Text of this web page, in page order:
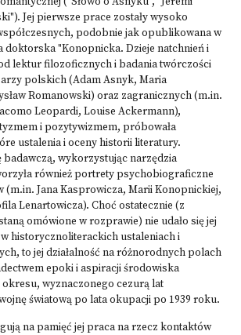
Jej pierwsze prace zostały wysoko
podobnie jak opublikowana w
doktorska "Konopnicka. Dzieje natchnień i
lektur filozoficznych i badania twórczości
polskich (Adam Asnyk, Maria
Romanowski) oraz zagranicznych (m.in.
Leopardi, Louise Ackermann),
i pozytywizmem, próbowała
ustalenia i oceny historii literatury.
badawczą, wykorzystując narzędzia
również portrety psychobiograficzne
Jana Kasprowicza, Marii Konopnickiej,
Lenartowicza). Choć ostatecznie (z
omówione w rozprawie) nie udało się jej
historycznoliterackich ustaleniach i
to jej działalność na różnorodnych polach
epoki i aspiracji środowiska
wyznaczonego cezurą lat
światową po lata okupacji po 1939 roku.
na pamięć jej praca na rzecz kontaktów